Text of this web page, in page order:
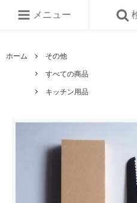
メニュー
ホーム その他
すべての商品
キッチン用品